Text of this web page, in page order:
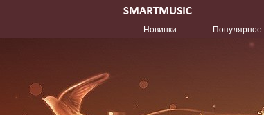
Новинки
Популярное